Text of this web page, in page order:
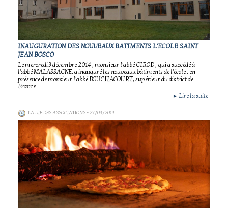
INAUGURATION DES NOUVEAUX BATIMENTS L'ECOLE SAINT
JEAN BOSCO
Le mercredi 3 décembre 2014 , monsieur l'abbé GIROD , qui a succédé à
l'abbé MALASSAGNE, a inauguré les nouveaux bâtiments de l'école , en
présence de monsieur l'abbé BOUCHACOURT, supérieur du district de
France.
► Lire la suite
LA VIE DES ASSOCIATIONS- 27/03/2019